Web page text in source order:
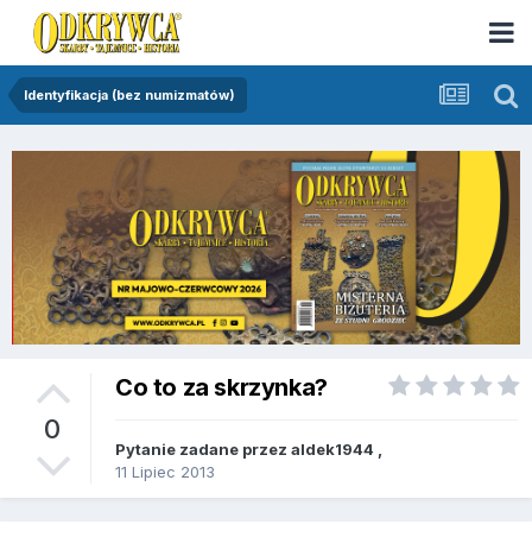
Identyfikacja (bez numizmatów)
0
Co to za skrzynka?
Pytanie zadane przez aldek1944
11 Lipiec 2013